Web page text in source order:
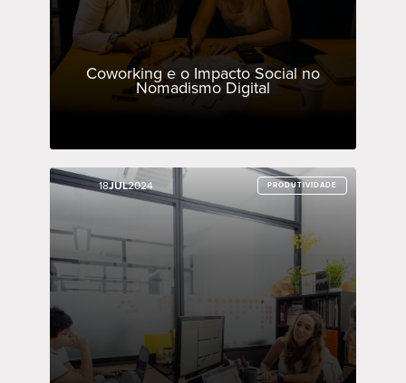
Coworking e o Impacto Social no
Nomadismo Digital
18JUL2024 PRODUTIVIDADE
18JUL2024 PRODUTIVIDADE